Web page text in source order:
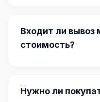
Входит ли вывоз
стоимость?
Нужно ли